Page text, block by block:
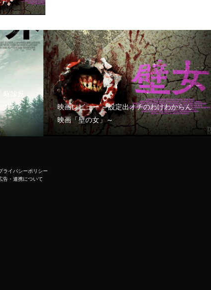
除反
ラッ
映画レビュー ～設定出オチのわけわからん
映画「壁の女」～
ライバシーポリシー
告・連携について